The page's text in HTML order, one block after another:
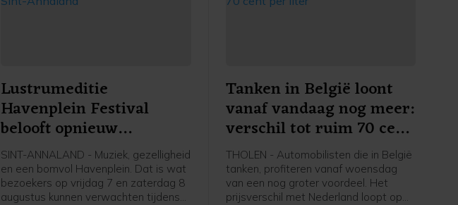
Lustrumeditie
Havenplein Festival
belooft opnieuw
feestweekend in Sint-
Annaland
SINT-ANNALAND - Muziek, gezelligheid
en een bomvol Havenplein. Dat is wat
bezoekers op vrijdag 7 en zaterdag 8
augustus kunnen verwachten tijdens
Tanken in België loont
vanaf vandaag nog meer:
verschil tot ruim 70 cent
per liter
THOLEN - Automobilisten die in België
tanken, profiteren vanaf woensdag
van een nog groter voordeel. Het
prijsverschil met Nederland loopt op